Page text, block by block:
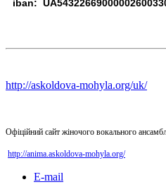
iban:
http://askoldova-mohyla.org/uk/
Офіційний сайт жіночого вокального
http://anima.askoldova-mohyla.org/
E-mail